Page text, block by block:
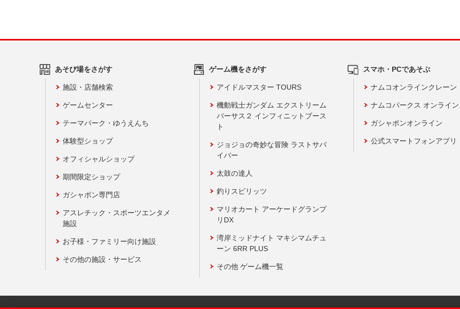
あそび場をさがす
施設・店舗検索
ゲームセンター
テーマパーク・ゆうえんち
体験型ショップ
オフィシャルショップ
期間限定ショップ
ガシャポン専門店
アスレチック・スポーツエンタメ
施設
お子様・ファミリー向け施設
その他の施設・サービス
ゲーム機をさがす
アイドルマスター TOURS
機動戦士ガンダム エクストリーム
バーサス２ インフィニットブース
ト
ジョジョの奇妙な冒険 ラストサバ
イバー
太鼓の達人
釣りスピリッツ
マリオカート アーケードグランプ
リDX
湾岸ミッドナイト マキシマムチュ
ーン 6RR PLUS
その他 ゲーム機一覧
スマホ・PCであそぶ
ナムコオンラインクレーン
ナムコパークス オンライ
ガシャポンオンライン
公式スマートフォンアプリ